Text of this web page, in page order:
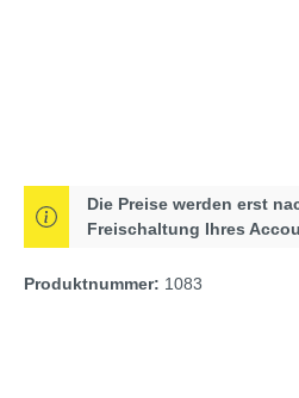
Die Preise werden erst
Freischaltung Ihres
Produktnummer: 1083